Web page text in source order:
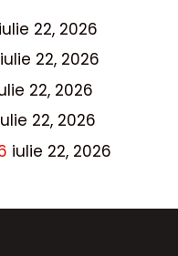
iulie 22, 2026
iulie 22, 2026
22, 2026
22, 2026
iulie 22, 2026